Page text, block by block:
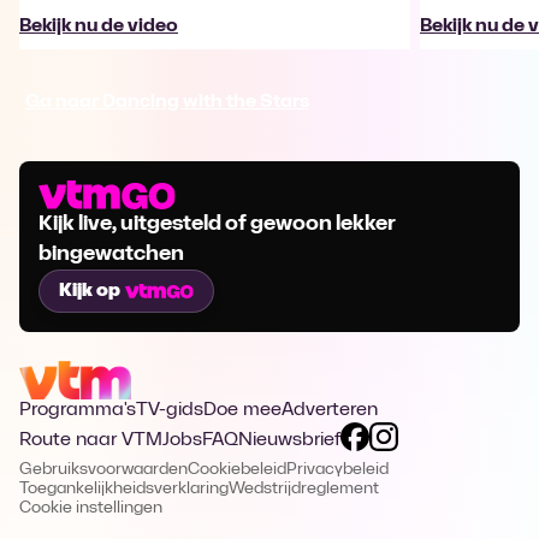
Bekijk nu de video Bekijk nu de
Kijk live, uitgesteld of gewoon lekker
bingewatchen
Kijk op
Programma's TV-gidsDoe meeAdverteren
Route naar VTMJobsFAQNieuwsbrief
GebruiksvoorwaardenCookiebeleid Privacybeleid
ToegankelijkheidsverklaringWedstrijdreglement
Cookie instellingen